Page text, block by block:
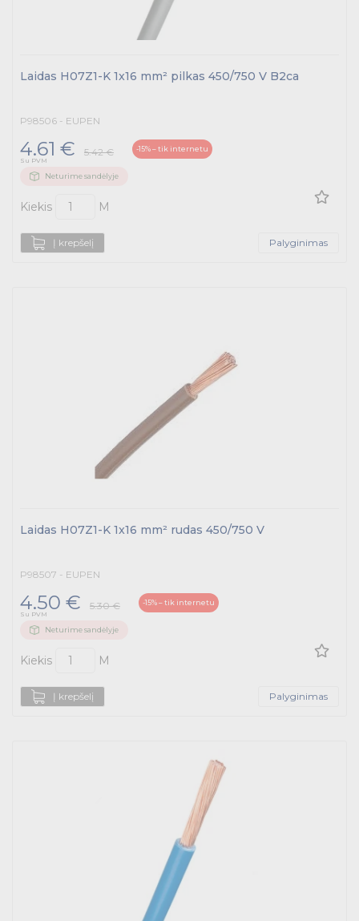
Laidas H07Z1-K 1x16 mm² pilkas 450/750 V B2ca
P98506 - EUPEN
4.61 € 5.42 € -15% – tik internetu
Su PVM
Neturime sandėlyje
Kiekis M
Į krepšelį Palyginimas
Laidas H07Z1-K 1x16 mm² rudas 450/750 V
P98507 - EUPEN
4.50 € 5.30 € -15% – tik internetu
Su PVM
Neturime sandėlyje
Kiekis M
Į krepšelį Palyginimas